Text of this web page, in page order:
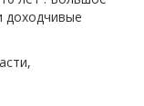
доходчивые